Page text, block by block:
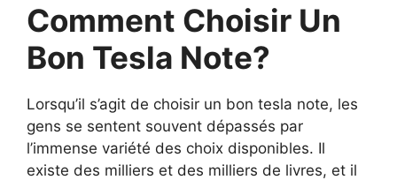
Comment Choisir Un
Bon Tesla Note?
Lorsqu’il s’agit de choisir un bon tesla note, les
gens se sentent souvent dépassés par
l’immense variété des choix disponibles. Il
existe des milliers et des milliers de livres, et il